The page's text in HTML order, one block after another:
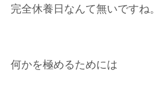
完全休養日なんて無いですね。
何かを極めるためには